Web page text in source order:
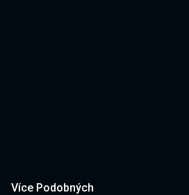
Více Podobných